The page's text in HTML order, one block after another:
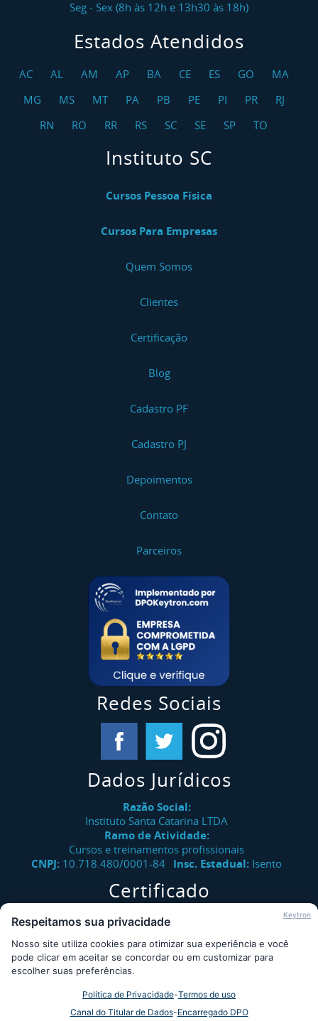
Seg - Sex (8h às 12h e 13h30 às 18h)
Estados Atendidos
AC AL AM AP BA CE ES GO
MA
MG
MS MT PA PB PE PI PR
RJ
RN
RO RR RS SC SE SP TO
Instituto SC
Cursos Pessoa Física
Cursos Para Empresas
Quem Somos
Clientes
Certificação
Blog
Cadastro PF
Cadastro PJ
Depoimentos
Contato
Parceiros
Redes Sociais
Dados Jurídicos
Razão Social:
Instituto Santa Catarina LTDA
Ramo de Atividade:
Cursos e treinamentos profissionais
CNPJ: 10.718.480/0001-84 Insc. Estadual: Isento
Certificado
Verifique a autenticidade de certificados emitidos pelo
Instituto Santa Catarina.
Consultar
Desde 2009 - Instituto Santa Catarina © - Todos os direitos
Keytron
Respeitamos sua privacidade
Nosso site utiliza cookies para otimizar sua experiência e você
pode clicar em aceitar se concordar ou em customizar para
escolher suas preferências.
Política de Privacidade-Termos de uso
Canal do Titular de Dados-Encarregado DPO